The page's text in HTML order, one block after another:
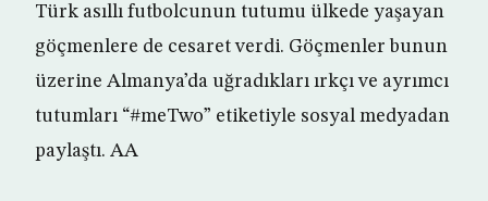
Türk asıllı futbolcunun tutumu ülkede yaşayan
göçmenlere de cesaret verdi. Göçmenler bunun
üzerine Almanya’da uğradıkları ırkçı ve ayrımcı
tutumları “#meTwo” etiketiyle sosyal medyadan
paylaştı. AA